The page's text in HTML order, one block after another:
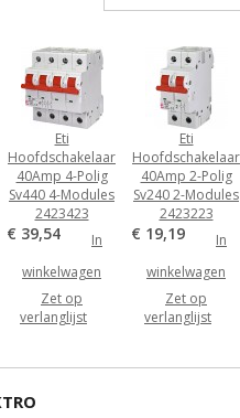
Eti
Hoofdschakelaar
40Amp 4-Polig
Sv440 4-Modules
2423423
€ 39,54
In
winkelwagen
Zet op
verlanglijst
Eti
Hoofdschakelaar
40Amp 2-Polig
Sv240 2-Modules
2423223
€ 19,19
In
winkelwagen
Zet op
verlanglijst